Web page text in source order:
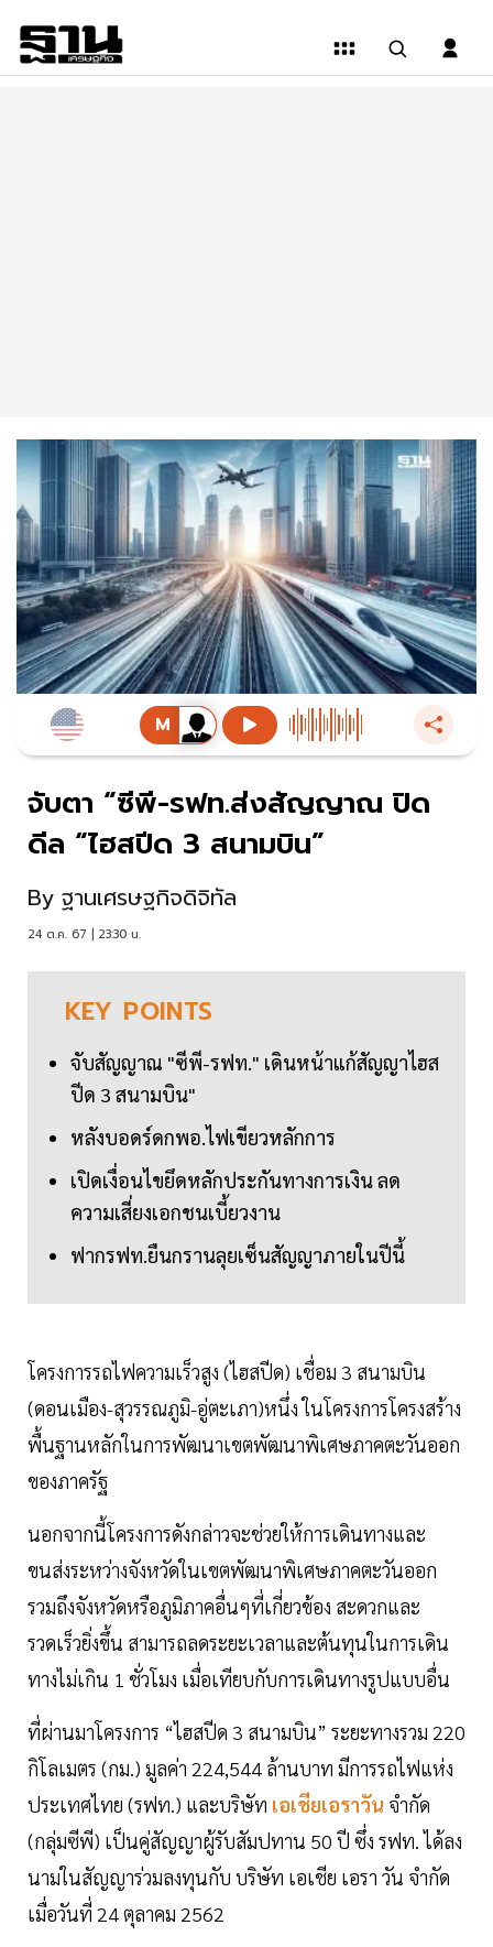
จับตา “ซีพี-รฟท.ส่งสัญญาณ ปิด
ดีล “ไฮสปีด 3 สนามบิน”
By ฐานเศรษฐกิจดิจิทัล
24 ต.ค. 67 | 23:30 น.
KEY POINTS
จับสัญญาณ "ซีพี-รฟท." เดินหน้าแก้สัญญาไฮส
ปีด 3 สนามบิน"
หลังบอดร์ดกพอ.ไฟเขียวหลักการ
เปิดเงื่อนไขยึดหลักประกันทางการเงิน ลด
ความเสี่ยงเอกชนเบี้ยวงาน
ฟากรฟท.ยืนกรานลุยเซ็นสัญญาภายในปีนี้
โครงการรถไฟความเร็วสูง (ไฮสปีด) เชื่อม 3 สนามบิน
(ดอนเมือง-สุวรรณภูมิ-อู่ตะเภา)หนึ่ง ในโครงการโครงสร้าง
พื้นฐานหลักในการพัฒนาเขตพัฒนาพิเศษภาคตะวันออก
ของภาครัฐ
นอกจากนี้โครงการดังกล่าวจะช่วยให้การเดินทางและ
ขนส่งระหว่างจังหวัดในเขตพัฒนาพิเศษภาคตะวันออก
รวมถึงจังหวัดหรือภูมิภาคอื่นๆที่เกี่ยวข้อง สะดวกและ
รวดเร็วยิ่งขึ้น สามารถลดระยะเวลาและต้นทุนในการเดิน
ทางไม่เกิน 1 ชั่วโมง เมื่อเทียบกับการเดินทางรูปแบบอื่น
ที่ผ่านมาโครงการ “ไฮสปีด 3 สนามบิน” ระยะทางรวม 220
กิโลเมตร (กม.) มูลค่า 224,544 ล้านบาท มีการรถไฟแห่ง
ประเทศไทย (รฟท.) และบริษัท เอเชียเอราวัน จำกัด
(กลุ่มซีพี) เป็นคู่สัญญาผู้รับสัมปทาน 50 ปี ซึ่ง รฟท. ได้ลง
นามในสัญญาร่วมลงทุนกับ บริษัท เอเชีย เอรา วัน จำกัด
เมื่อวันที่ 24 ตุลาคม 2562